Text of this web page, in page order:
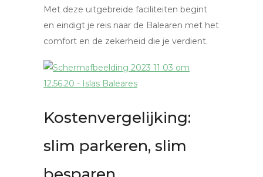
Met deze uitgebreide faciliteiten begint
en eindigt je reis naar de Balearen met het
comfort en de zekerheid die je verdient.
Kostenvergelijking:
slim parkeren, slim